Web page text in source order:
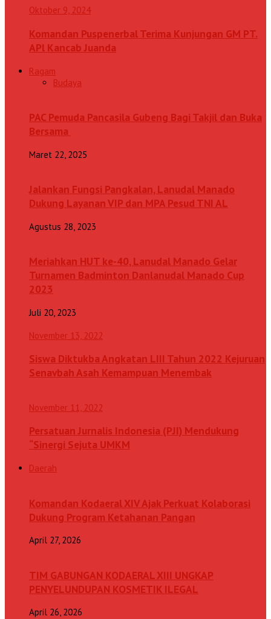
Oktober 9, 2024
Komandan Puspenerbal Terima Kunjungan GM PT.
APl Kancab Juanda
Ragam
Budaya
PAC Pemuda Pancasila Gubeng Bagi Takjil dan Buka
Bersama
Maret 22, 2025
Jalankan Fungsi Pangkalan, Lanudal Manado
Dukung Layanan VIP dan MPA Pesud TNI AL
Agustus 28, 2023
Meriahkan HUT ke-40, Lanudal Manado Gelar
Turnamen Badminton Danlanudal Manado Cup
2023
Juli 20, 2023
November 13, 2022
Siswa Diktukba Angkatan LIII Tahun 2022 Kejuruan
Senavbah Asah Kemampuan Menembak
November 11, 2022
Persatuan Jurnalis Indonesia (PJI) Mendukung
“Sinergi Sejuta UMKM
Daerah
Komandan Kodaeral XIV Ajak Perkuat Kolaborasi
Dukung Program Ketahanan Pangan
April 27, 2026
TIM GABUNGAN KODAERAL XIII UNGKAP
PENYELUNDUPAN KOSMETIK ILEGAL
April 26, 2026